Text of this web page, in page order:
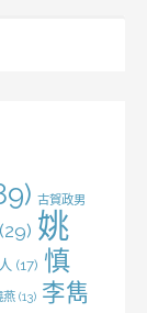
古賀政男
(29) 姚
(17) 慎
燕 (13) 李雋